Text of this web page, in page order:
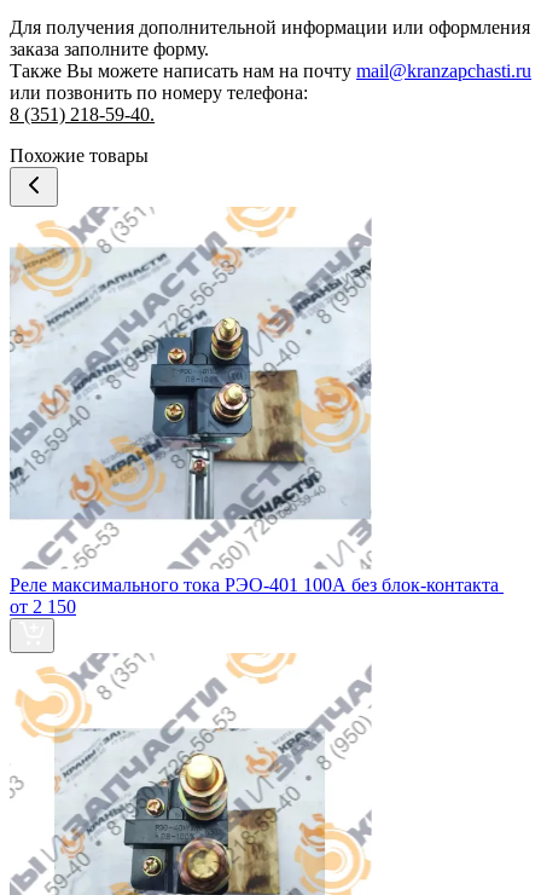
Для получения дополнительной информации или оформления
заказа заполните форму.
Также Вы можете написать нам на почту mail@kranzapchasti.ru
или позвонить по номеру телефона:
8 (351) 218-59-40.
Похожие товары
Реле максимального тока РЭО-401 100А без блок‑контакта
от 2 150